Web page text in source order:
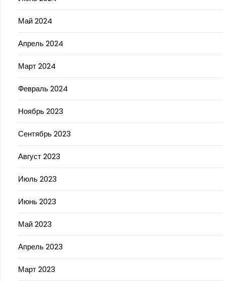
Май 2024
Апрель 2024
Март 2024
Февраль 2024
Ноябрь 2023
Сентябрь 2023
Август 2023
Июль 2023
Июнь 2023
Май 2023
Апрель 2023
Март 2023